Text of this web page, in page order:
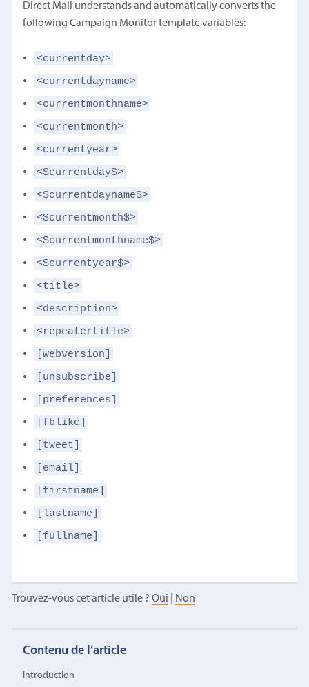
Direct Mail understands and automatically converts the
following Campaign Monitor template variables:
<currentday>
<currentdayname>
<currentmonthname>
<currentmonth>
<currentyear>
<$currentday$>
<$currentdayname$>
<$currentmonth$>
<$currentmonthname$>
<$currentyear$>
<title>
<description>
<repeatertitle>
[webversion]
[unsubscribe]
[preferences]
[fblike]
[tweet]
[email]
[firstname]
[lastname]
[fullname]
Trouvez-vous cet article utile ? Oui Non
Contenu de l’article
Introduction